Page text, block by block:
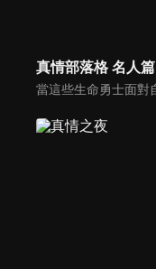
真情部落格 名人篇